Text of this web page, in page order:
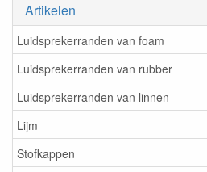
Artikelen
Luidsprekerranden van foam
Luidsprekerranden van rubber
Luidsprekerranden van linnen
Lijm
Stofkappen